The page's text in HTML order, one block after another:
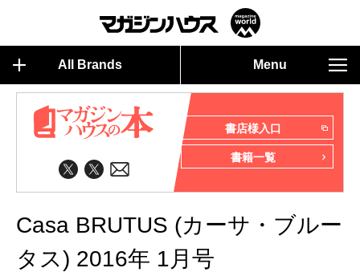
All Brands Menu
書店様入口
書籍一覧
Casa BRUTUS (カーサ・ブルー
タス) 2016年 1月号